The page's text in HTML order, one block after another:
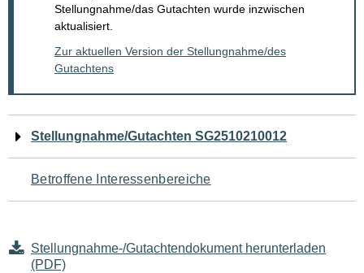
Stellungnahme/das Gutachten wurde inzwischen
aktualisiert.
Zur aktuellen Version der Stellungnahme/des
Gutachtens
Navigation
für
den
Seiteninhalt
Stellungnahme/Gutachten SG2510210012
Betroffene Interessenbereiche
Stellungnahme-/Gutachtendokument herunterladen
(PDF)